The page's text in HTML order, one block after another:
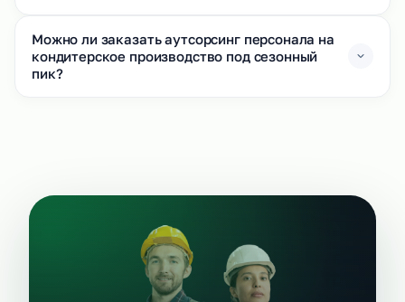
Можно ли заказать аутсорсинг персонала на
кондитерское производство под сезонный
пик?